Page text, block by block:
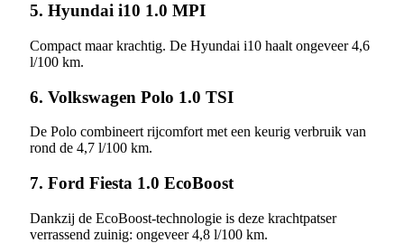
5. Hyundai i10 1.0 MPI
Compact maar krachtig. De Hyundai i10 haalt ongeveer 4,6
l/100 km.
6. Volkswagen Polo 1.0 TSI
De Polo combineert rijcomfort met een keurig verbruik van
rond de 4,7 l/100 km.
7. Ford Fiesta 1.0 EcoBoost
Dankzij de EcoBoost-technologie is deze krachtpatser
verrassend zuinig: ongeveer 4,8 l/100 km.